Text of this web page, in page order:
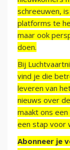
schreeuwen,
platforms te
maar ook
doen.
Bij
vind je die
leveren van
nieuws over
maakt ons
een stap voor
Abonneer je